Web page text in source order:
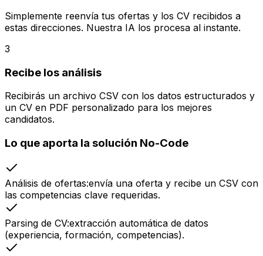
Simplemente reenvía tus ofertas y los CV recibidos a
estas direcciones. Nuestra IA los procesa al instante.
3
Recibe los análisis
Recibirás un archivo CSV con los datos estructurados y
un CV en PDF personalizado para los mejores
candidatos.
Lo que aporta la solución No-Code
Análisis de ofertas:envía una oferta y recibe un CSV con
las competencias clave requeridas.
Parsing de CV:extracción automática de datos
(experiencia, formación, competencias).